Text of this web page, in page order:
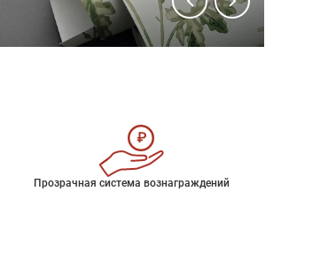
Прозрачная система вознаграждений